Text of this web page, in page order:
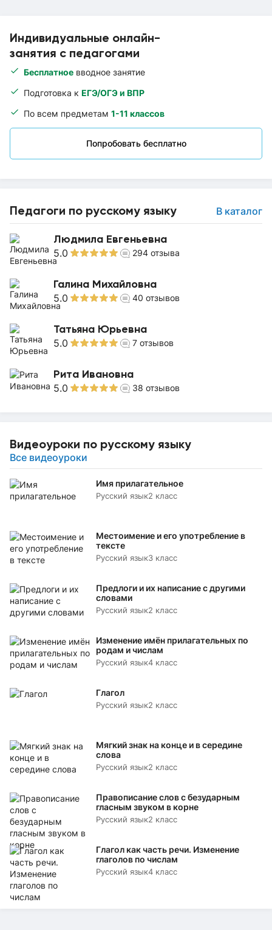
Индивидуальные онлайн-
занятия с педагогами
Бесплатное вводное занятие
Подготовка к ЕГЭ/ОГЭ и ВПР
По всем предметам 1-11 классов
Попробовать бесплатно
Педагоги по русскому языку В каталог
Людмила Евгеньевна
5.0 294 отзыва
Галина Михайловна
5.0 40 отзывов
Татьяна Юрьевна
5.0 7 отзывов
Рита Ивановна
5.0 38 отзывов
Видеоуроки по русскому языку
Все видеоуроки
Имя прилагательное
Русский язык2 класс
Местоимение и его употребление в
тексте
Русский язык3 класс
Предлоги и их написание с другими
словами
Русский язык2 класс
Изменение имён прилагательных по
родам и числам
Русский язык4 класс
Глагол
Русский язык2 класс
Мягкий знак на конце и в середине
слова
Русский язык2 класс
Правописание слов с безударным
гласным звуком в корне
Русский язык2 класс
Глагол как часть речи. Изменение
глаголов по числам
Русский язык4 класс